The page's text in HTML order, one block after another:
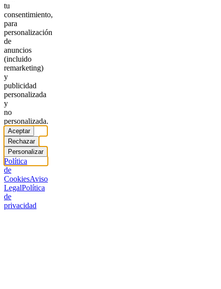
tu
consentimiento,
para
personalización
de
anuncios
(incluido
remarketing)
y
publicidad
personalizada
y
no
personalizada.
Aceptar
Rechazar
Personalizar
Política
de
CookiesAviso
LegalPolítica
de
privacidad